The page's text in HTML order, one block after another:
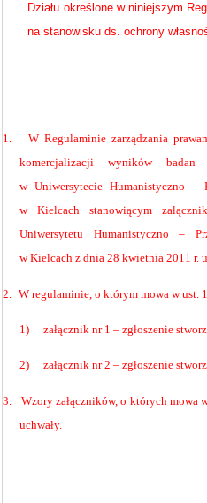
Działu określone w niniejszym
na stanowisku ds. ochrony
§
1.
W Regulaminie zarządzania
komercjalizacji wyników
w Uniwersytecie Humanistyczno –
w Kielcach stanowiącym
Uniwersytetu Humanistyczno –
w Kielcach z dnia 28 kwietnia 2011 r.
2. W regulaminie, o którym mowa w ust.
1) załącznik nr 1 – zgłoszenie
2) załącznik nr 2 – zgłoszenie
3.
Wzory załączników, o których mowa
uchwały.
§